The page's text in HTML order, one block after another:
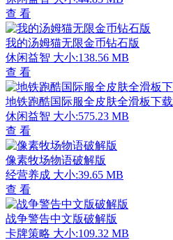
查 看
我的汤姆猫无限金币钻石版
休闲益智 大小:138.56 MB
查 看
地铁跑酷国际服全皮肤全滑板下载
休闲益智 大小:575.23 MB
查 看
像素牧场物语破解版
经营养成 大小:39.65 MB
查 看
战争警告中文版破解版
卡牌策略 大小:109.32 MB